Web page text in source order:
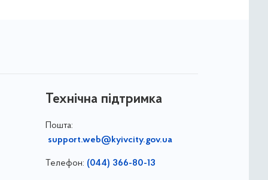
Технічна підтримка
Пошта:
support.web@kyivcity.gov.ua
Телефон: (044) 366-80-13